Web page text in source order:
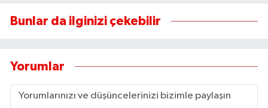
Bunlar da ilginizi çekebilir
Yorumlar